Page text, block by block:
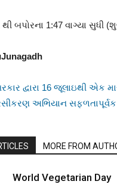
થી બપોરના 1:47 વાગ્યા સુધી
દ્વારા 16 જૂલાઇથી એક
રસીકરણ અભિયાન
MORE FROM
World Vegetarian Day